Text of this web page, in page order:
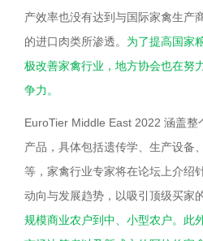
产效率也没有达到与国际家禽生产
的进口肉类所渗透。 为了提高国家
极改善家禽行业，地方协会也在努
争力。
EuroTier Middle East 2022 涵盖整
产品，具体包括遗传学、生产设备
等，家禽行业专家将在论坛上介绍
动向与发展趋势，以吸引顶级买家
规模商业农户到中、小型农户。此